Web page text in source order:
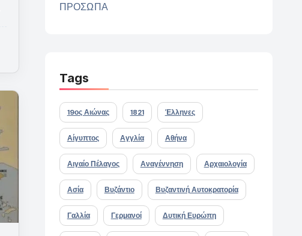
ΠΡΟΣΩΠΑ
Tags
19ος Αιώνας 1821 Έλληνες
Αίγυπτος Αγγλία Αθήνα
Αιγαίο Πέλαγος Αναγέννηση Αρχαιολογία
Ασία Βυζάντιο Βυζαντινή Αυτοκρατορία
Γαλλία Γερμανοί Δυτική Ευρώπη